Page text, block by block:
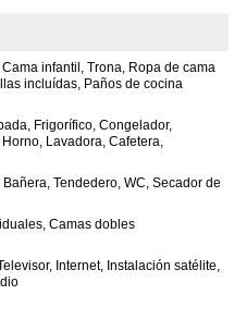
infantil, Trona, Ropa de cama
incluídas, Paños de cocina
Frigorífico, Congelador,
Lavadora, Cafetera,
Tendedero, WC, Secador de
Camas dobles
Internet, Instalación satélite,